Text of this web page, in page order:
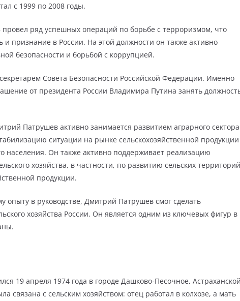
с 1999 по 2008 годы.
ряд успешных операций по борьбе с терроризмом, что
признание в России. На этой должности он также активно
безопасности и борьбой с коррупцией.
Совета Безопасности Российской Федерации. Именно
от президента России Владимира Путина занять
Патрушев активно занимается развитием аграрного сектора
ситуации на рынке сельскохозяйственной продукции
населения. Он также активно поддерживает реализацию
хозяйства, в частности, по развитию сельских территорий
продукции.
опыту в руководстве, Дмитрий Патрушев смог сделать
хозяйства России. Он является одним из ключевых фигур в
19 апреля 1974 года в городе Дашково-Песочное, Астраханской
связана с сельским хозяйством: отец работал в колхозе, а мать